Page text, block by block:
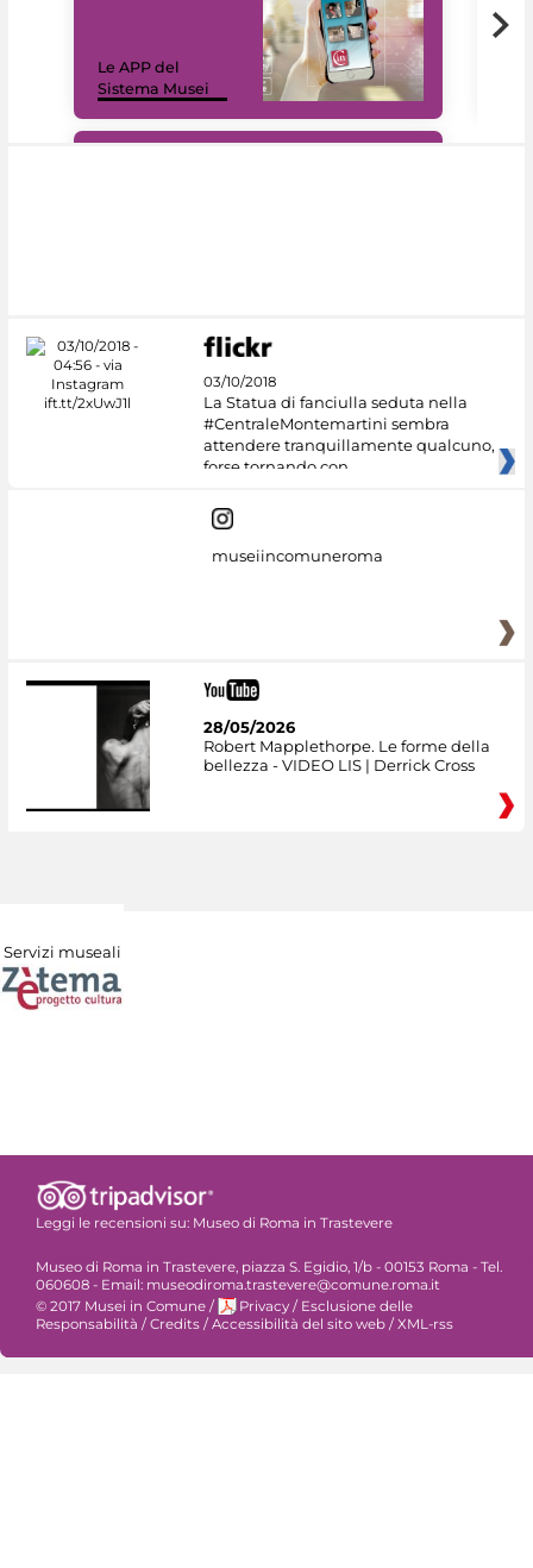
Le APP del
Sistema Musei
03/10/2018
La Statua di fanciulla seduta nella
#CentraleMontemartini sembra
attendere tranquillamente qualcuno,
forse tornando con
museiincomuneroma
28/05/2026
Robert Mapplethorpe. Le forme della
bellezza - VIDEO LIS | Derrick Cross
Servizi museali
Leggi le recensioni su: Museo di Roma in Trastevere
Museo di Roma in Trastevere, piazza S. Egidio, 1/b - 00153 Roma - Tel.
060608 - Email: museodiroma.trastevere@comune.roma.it
© 2017 Musei in Comune / Privacy / Esclusione delle
Responsabilità / Credits / Accessibilità del sito web / XML-rss